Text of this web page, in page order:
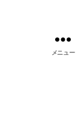
メニュー